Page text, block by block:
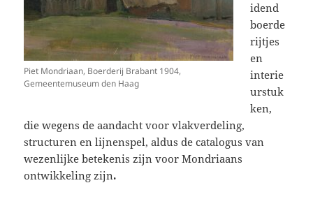
Piet Mondriaan, Boerderij Brabant 1904,
Gemeentemuseum den Haag
idend
boerde
rijtjes
en
interie
urstuk
ken,
die wegens de aandacht voor vlakverdeling,
structuren en lijnenspel, aldus de catalogus van
wezenlijke betekenis zijn voor Mondriaans
ontwikkeling zijn.